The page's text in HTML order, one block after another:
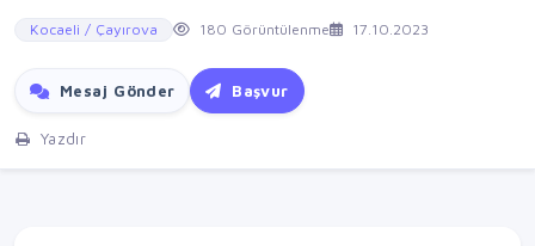
Kocaeli / Çayırova 180 Görüntülenme 17.10.2023
Mesaj Gönder Başvur
Yazdır